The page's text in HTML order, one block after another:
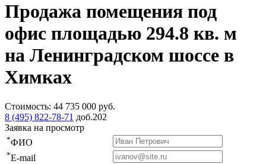
Продажа помещения под
офис площадью 294.8 кв. м
на Ленинградском шоссе в
Химках
Стоимость: 44 735 000 руб.
8 (495) 822-78-71 доб.202
Заявка на просмотр
*ФИО
*E-mail